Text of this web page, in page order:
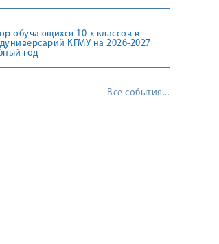
обучающихся 10-х классов в
КГМУ на 2026-2027
год
Все события...